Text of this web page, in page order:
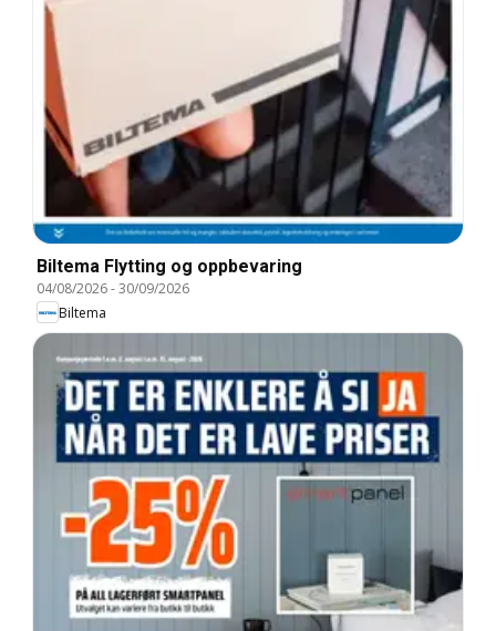
Biltema Flytting og oppbevaring
04/08/2026-30/09/2026
Biltema